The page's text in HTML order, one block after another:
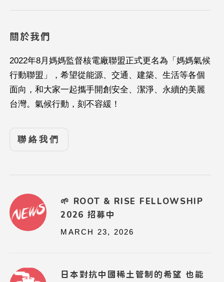
關於我們
2022年8月媽媽監督核電廠聯盟正式更名為「媽媽氣候
行動聯盟」，希望從能源、交通、建築、生活等各個
面向，和大家一起攜手開創安全、潔淨、永續的美麗
台灣。氣候行動，刻不容緩！
聯絡我們
🌱 ROOT & RISE FELLOWSHIP
2026 招募中
MARCH 23, 2026
日本對抗中國稀土管制的希望 也能